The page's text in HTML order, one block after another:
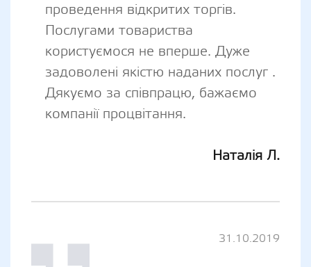
проведення відкритих торгів.
Послугами товариства
користуємося не вперше. Дуже
задоволені якістю наданих послуг .
Дякуємо за співпрацю, бажаємо
компанії процвітання.
Наталія Л.
31.10.2019